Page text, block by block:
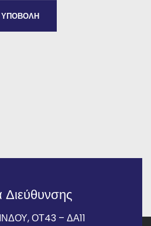
Διεύθυνσης
ΟΤ43 – ΔΑ11